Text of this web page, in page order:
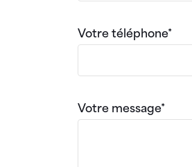
Votre téléphone*
Votre message*